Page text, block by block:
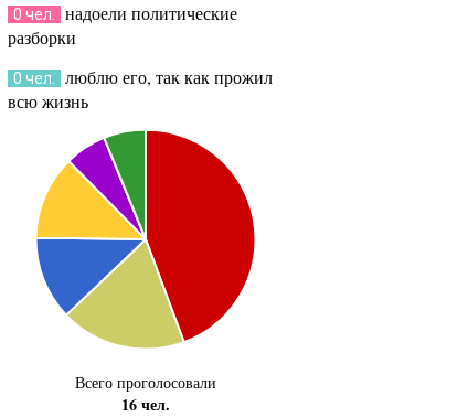
0 чел.
надоели политические
разборки
0 чел.
люблю его, так как прожил
всю жизнь
Всего проголосовали
16 чел.